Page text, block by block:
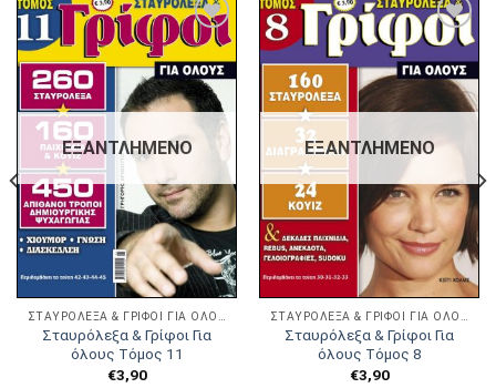
Πρόσθήκη
στην λίστα
επιθυμιών
ΕΞΑΝΤΛΗΜΈΝΟ
Σταυρόλεξα & Γρίφοι Για
όλους Τόμος 11
€3,90
Πρόσθήκη
στην λίστα
επιθυμιών
ΕΞΑΝΤΛΗΜΈΝΟ
Σταυρόλεξα & Γρίφοι Για
όλους Τόμος 8
€3,90